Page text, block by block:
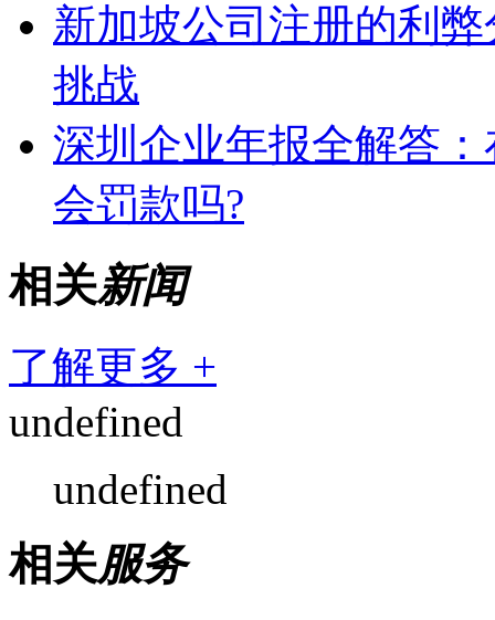
新加坡公司注册的利
挑战
深圳企业年报全解答
会罚款吗?
相关新闻
了解更多 +
undefined
undefined
相关服务